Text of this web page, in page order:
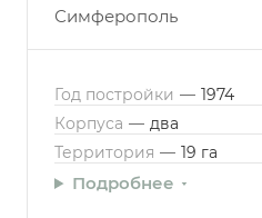
Симферополь
Год постройки — 1974
Корпуса — два
Территория — 19 га
Подробнее